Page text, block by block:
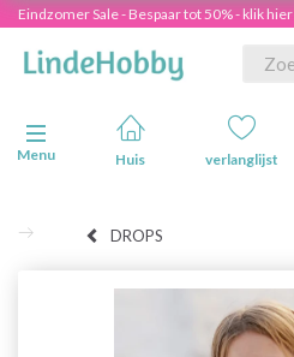
Eindzomer Sale - Bespaar tot 50% - klik hier
Navigatie in-/uitschakelen
Menu
Huis verlanglijst
DROPS